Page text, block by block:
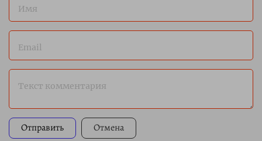
Имя
Email
Текст комментария
Отправить Отмена